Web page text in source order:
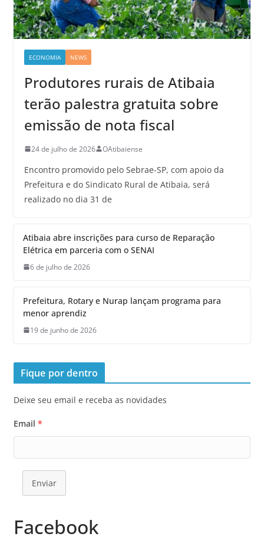
ECONOMIA NEWS
Produtores rurais de Atibaia
terão palestra gratuita sobre
emissão de nota fiscal
24 de julho de 2026 OAtibaiense
Encontro promovido pelo Sebrae-SP, com apoio da
Prefeitura e do Sindicato Rural de Atibaia, será
realizado no dia 31 de
Atibaia abre inscrições para curso de Reparação
Elétrica em parceria com o SENAI
6 de julho de 2026
Prefeitura, Rotary e Nurap lançam programa para
menor aprendiz
19 de junho de 2026
Fique por dentro
Deixe seu email e receba as novidades
Email *
Enviar
Facebook